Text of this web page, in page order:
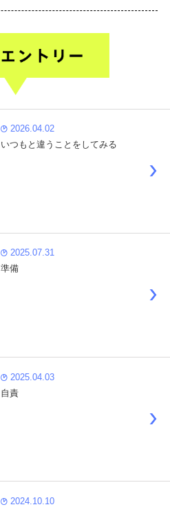
2026.04.02
いつもと違うことをしてみる
2025.07.31
準備
2025.04.03
自責
2024.10.10